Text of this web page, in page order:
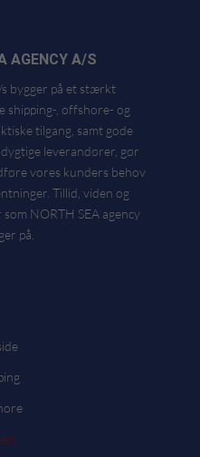
AGENCY A/S
s bygger på et stærkt
shipping-, offshore- og
tilgang, samt gode
leverandører, gør
vores kunders behov
Tillid, viden og
NORTH SEA agency
på.